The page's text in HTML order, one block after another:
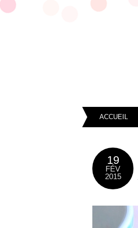
ACCUEIL
19
FÉV
2015